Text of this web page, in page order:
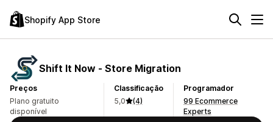
Shopify App Store
Shift It Now ‑ Store Migration
Preços
Plano gratuito
disponível
Classificação
5,0
(4)
Programador
99 Ecommerce
Experts